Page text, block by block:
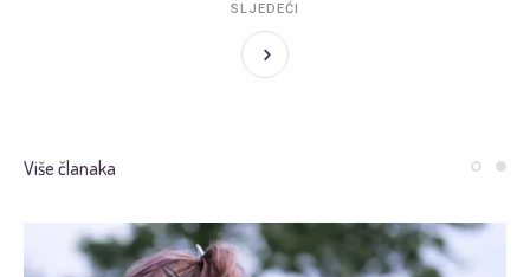
SLJEDEĆI
Više članaka